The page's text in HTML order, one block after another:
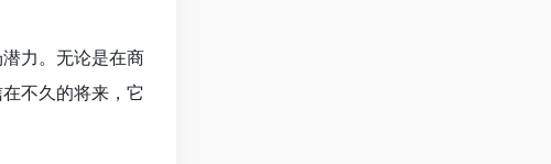
力。无论是在商
不久的将来，它